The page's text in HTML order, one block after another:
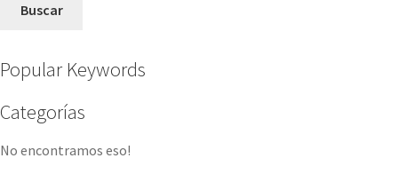
Buscar
Popular Keywords
Categorías
No encontramos eso!